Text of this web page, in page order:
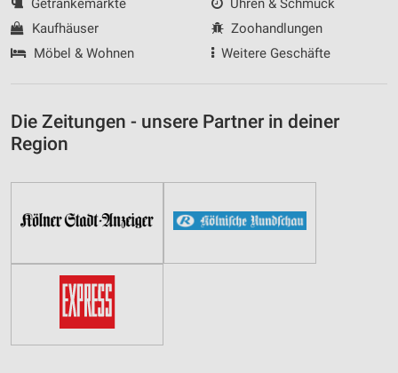
Getränkemärkte
Kaufhäuser
Möbel & Wohnen
Uhren & Schmuck
Zoohandlungen
Weitere Geschäfte
Die Zeitungen - unsere Partner in deiner
Region